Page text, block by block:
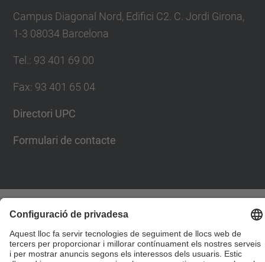
Campus Diagonal Nord, Edifici C2. C. Jordi Girona,
1-3 08034 Barcelona
Tel. : 93 401 69 00
Fax: 93 401 65 04
Directori UPC
Formulari de contacte
Canals i Ports de Barcelona
Desenvolupat amb